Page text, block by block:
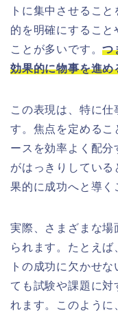
トに集中させるこ
的を明確にするこ
ことが多いです。つ
効果的に物事を進
この表現は、特に
す。焦点を定めるこ
ースを効率よく配
がはっきりしてい
果的に成功へと導く
実際、さまざまな場
られます。たとえば
トの成功に欠かせ
ても試験や課題に対
れます。このよう